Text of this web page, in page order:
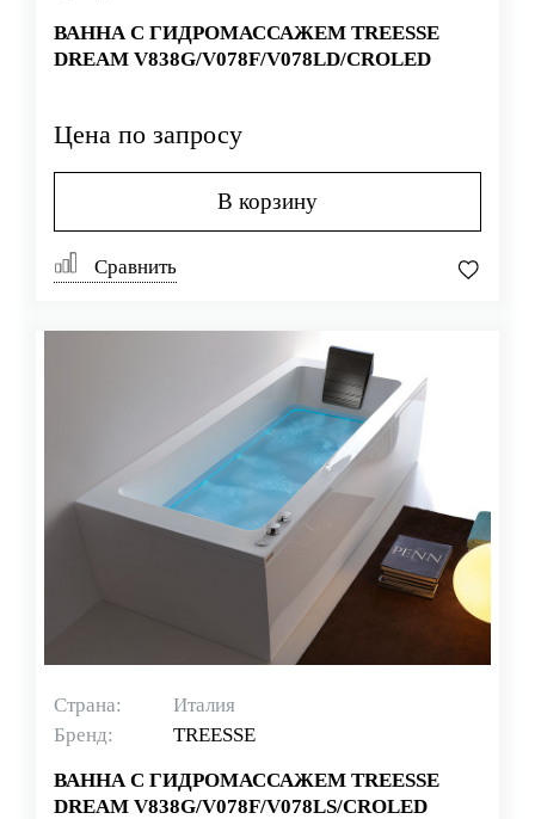
ВАННА С ГИДРОМАССАЖЕМ TREESSE
DREAM V838G/V078F/V078LD/CROLED
Цена по запросу
В корзину
Сравнить
Страна:
Италия
Бренд:
TREESSE
ВАННА С ГИДРОМАССАЖЕМ TREESSE
DREAM V838G/V078F/V078LS/CROLED